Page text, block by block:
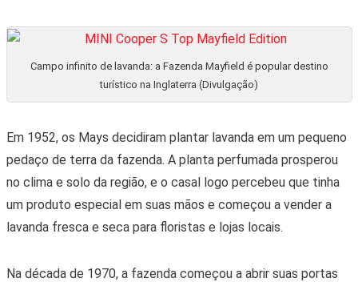
Campo infinito de lavanda: a Fazenda Mayfield é popular destino
turístico na Inglaterra (Divulgação)
Em 1952, os Mays decidiram plantar lavanda em um pequeno
pedaço de terra da fazenda. A planta perfumada prosperou
no clima e solo da região, e o casal logo percebeu que tinha
um produto especial em suas mãos e começou a vender a
lavanda fresca e seca para floristas e lojas locais.
Na década de 1970, a fazenda começou a abrir suas portas